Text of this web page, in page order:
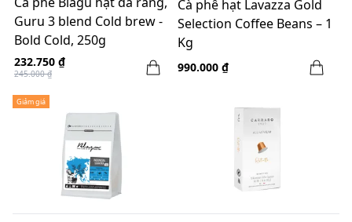
Guru 3 blend Cold brew -
Bold Cold, 250g
232.750 ₫
245.000 ₫
Cà phê hạt Lavazza Gold
Selection Coffee Beans – 1
Kg
990.000 ₫
Giảm giá